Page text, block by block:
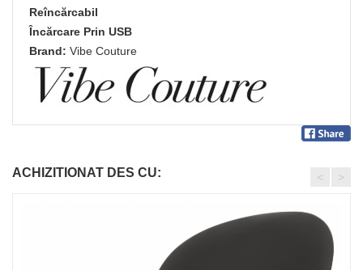
Reîncărcabil
Încărcare Prin USB
Brand: Vibe Couture
ACHIZITIONAT DES CU: < >